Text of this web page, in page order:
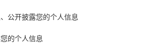
公开披露您的个人信息
的个人信息